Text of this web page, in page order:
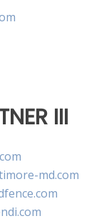
III
md.com